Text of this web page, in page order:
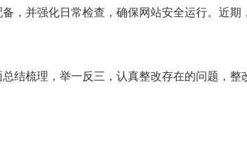
，并强化日常检查，确保网站安全运行。近
结梳理，举一反三，认真整改存在的问题，